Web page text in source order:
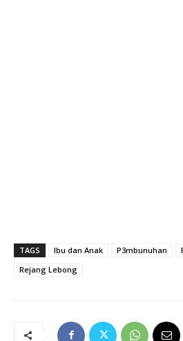
TAGS Ibu dan Anak P3mbunuhan
Rejang Lebong